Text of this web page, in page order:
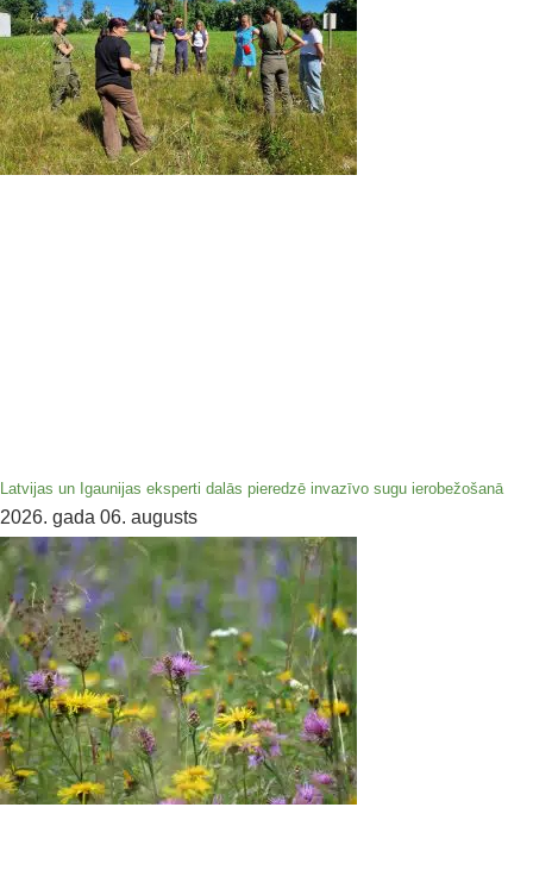
Latvijas un Igaunijas eksperti dalās pieredzē invazīvo sugu ierobežošanā
2026. gada 06. augusts